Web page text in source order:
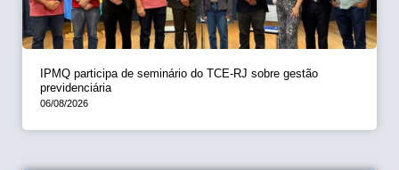
IPMQ participa de seminário do TCE-RJ sobre gestão
previdenciária
06/08/2026